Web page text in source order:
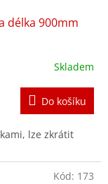
délka 900mm
Skladem
Do košíku
lze zkrátit
Kód: 173